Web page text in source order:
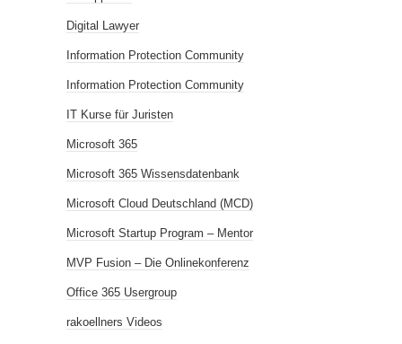
Digital Lawyer
Information Protection Community
Information Protection Community
IT Kurse für Juristen
Microsoft 365
Microsoft 365 Wissensdatenbank
Microsoft Cloud Deutschland (MCD)
Microsoft Startup Program – Mentor
MVP Fusion – Die Onlinekonferenz
Office 365 Usergroup
rakoellners Videos